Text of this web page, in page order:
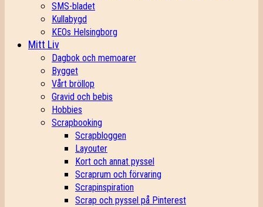
SMS-bladet
Kullabygd
KEOs Helsingborg
Mitt Liv
Dagbok och memoarer
Bygget
Vårt bröllop
Gravid och bebis
Hobbies
Scrapbooking
Scrapbloggen
Layouter
Kort och annat pyssel
Scraprum och förvaring
Scrapinspiration
Scrap och pyssel på Pinterest